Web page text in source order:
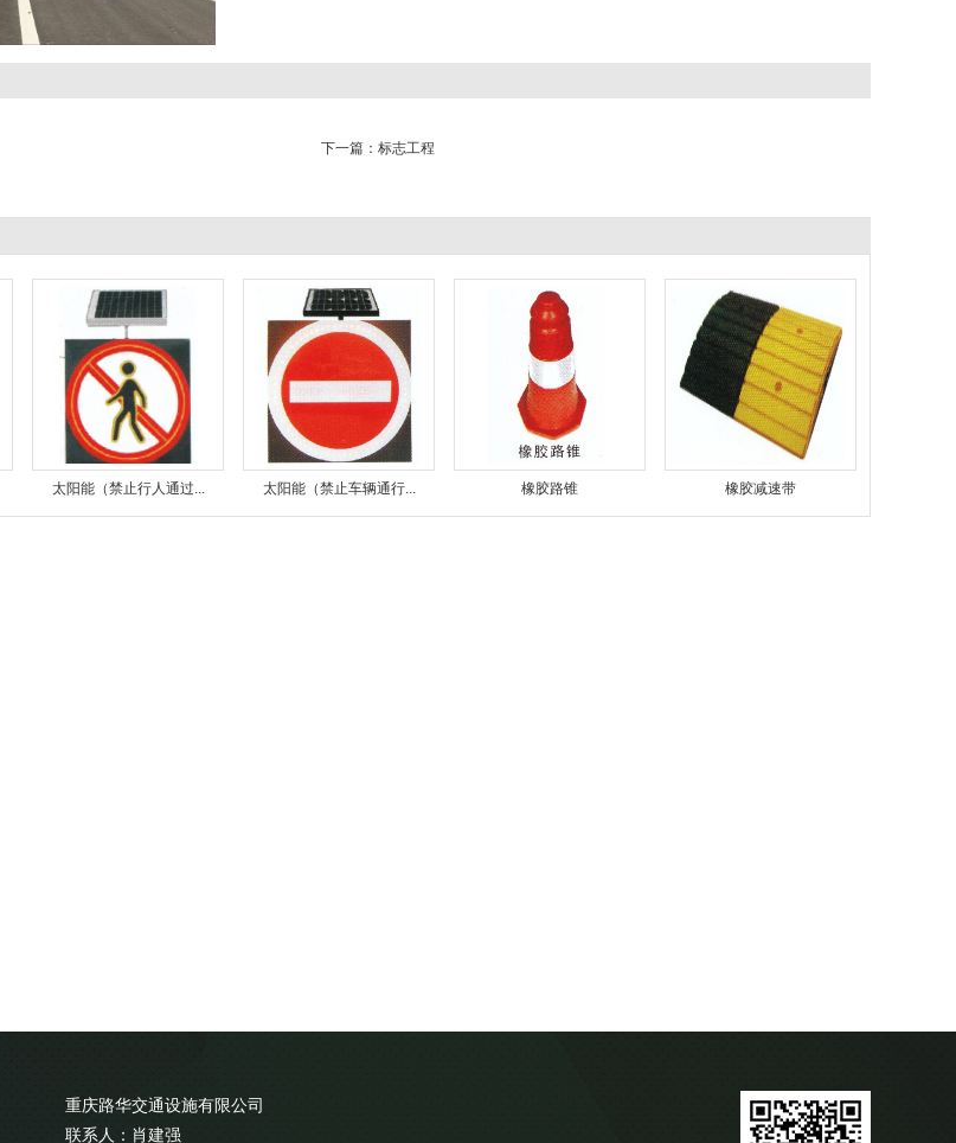
下一篇： 标志工程
太阳能（禁止行人通过... 太阳能（禁止车辆通行... 橡胶路锥 橡胶减速带
重庆路华交通设施有限公司
联系人：肖建强